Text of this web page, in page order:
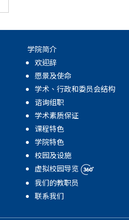
学院简介
欢迎辞
愿景及使命
学术、行政和委员会结构
谘询组职
学术素质保证
课程特色
学院特色
校园及设施
虚拟校园导览
我们的教职员
联系我们